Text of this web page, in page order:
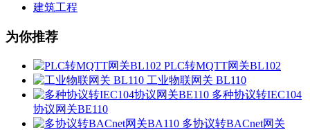
建筑工程
为你推荐
PLC转MQTT网关BL102
工业物联网关 BL110
多种协议转IEC104
协议网关BE110
多协议转BACnet网关